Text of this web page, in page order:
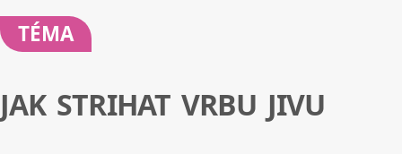
TÉMA
JAK STRIHAT VRBU JIVU